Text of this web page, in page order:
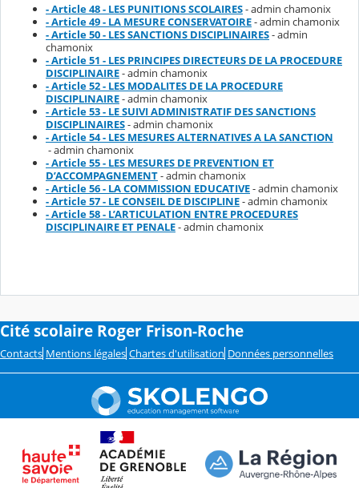
- Article 48 - LES PUNITIONS SCOLAIRES- admin chamonix
- Article 49 - LA MESURE CONSERVATOIRE- admin chamonix
- Article 50 - LES SANCTIONS DISCIPLINAIRES- admin
chamonix
- Article 51 - LES PRINCIPES DIRECTEURS DE LA PROCEDURE
DISCIPLINAIRE- admin chamonix
- Article 52 - LES MODALITES DE LA PROCEDURE
DISCIPLINAIRE- admin chamonix
- Article 53 - LE SUIVI ADMINISTRATIF DES SANCTIONS
DISCIPLINAIRES- admin chamonix
- Article 54 - LES MESURES ALTERNATIVES A LA SANCTION
- admin chamonix
- Article 55 - LES MESURES DE PREVENTION ET
D’ACCOMPAGNEMENT- admin chamonix
- Article 56 - LA COMMISSION EDUCATIVE- admin chamonix
- Article 57 - LE CONSEIL DE DISCIPLINE- admin chamonix
- Article 58 - L’ARTICULATION ENTRE PROCEDURES
DISCIPLINAIRE ET PENALE- admin chamonix
Cité scolaire Roger Frison-Roche
Contacts Mentions légales Chartes d'utilisation Données personnelles